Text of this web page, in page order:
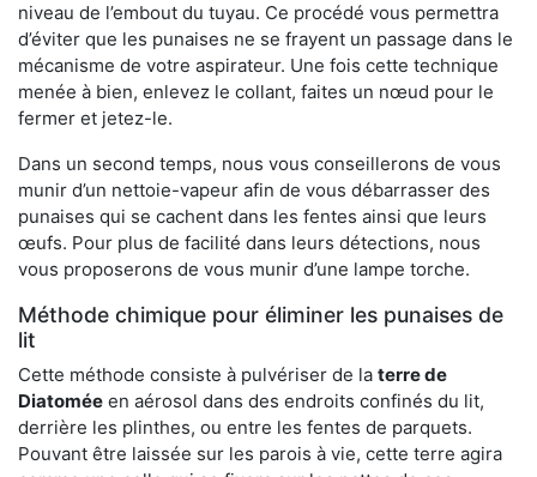
niveau de l’embout du tuyau. Ce procédé vous permettra
d’éviter que les punaises ne se frayent un passage dans le
mécanisme de votre aspirateur. Une fois cette technique
menée à bien, enlevez le collant, faites un nœud pour le
fermer et jetez-le.
Dans un second temps, nous vous conseillerons de vous
munir d’un nettoie-vapeur afin de vous débarrasser des
punaises qui se cachent dans les fentes ainsi que leurs
œufs. Pour plus de facilité dans leurs détections, nous
vous proposerons de vous munir d’une lampe torche.
Méthode chimique pour éliminer les punaises de
lit
Cette méthode consiste à pulvériser de la terre de
Diatomée en aérosol dans des endroits confinés du lit,
derrière les plinthes, ou entre les fentes de parquets.
Pouvant être laissée sur les parois à vie, cette terre agira